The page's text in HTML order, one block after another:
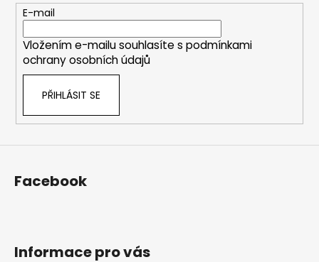
E-mail
Vložením e-mailu souhlasíte s podmínkami
ochrany osobních údajů
PŘIHLÁSIT SE
Facebook
Informace pro vás